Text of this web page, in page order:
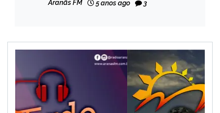
veja cronograma
Aranãs FM 5 anos ago 3